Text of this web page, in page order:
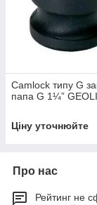
Сamlock типу G
папа G 1¼”
Ціну уточнюйте
Про нас
Рейтинг не